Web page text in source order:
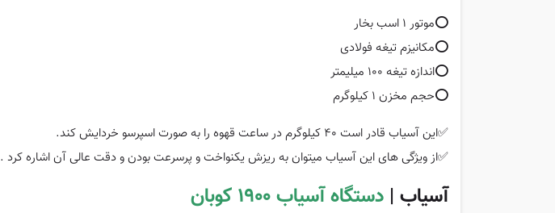
⭕️موتور 1 اسب بخار
⭕️مکانیزم تیغه فولادی
⭕️اندازه تیغه 100 میلیمتر
⭕️حجم مخزن 1 کیلوگرم
✅این آسیاب قادر است 40 کیلوگرم در ساعت قهوه را به صورت اسپرسو خردایش کند.
✅از ویژگی های این آسیاب میتوان به ریزش یکنواخت و پرسرعت بودن و دقت عالی آن اشاره کرد .
آسیاب | دستگاه آسیاب 1900 کوبان